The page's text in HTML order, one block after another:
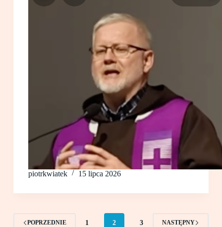
piotrkwiatek 15 lipca 2026
POPRZEDNIE 1 2 3 NASTĘPNY